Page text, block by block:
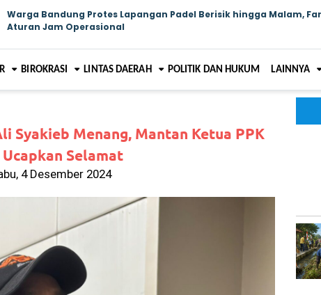
Warga Bandung Protes Lapangan Padel Berisik hingga Malam,
Aturan Jam Operasional
BIROKRASI LINTAS DAERAH POLITIK DAN HUKUM LAINNYA
Syakieb Menang, Mantan Ketua PPK
Selamat
4 Desember 2024